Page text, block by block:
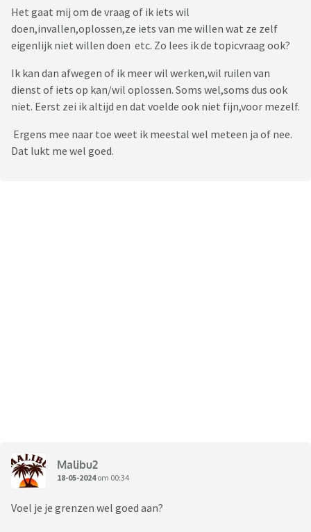
Het gaat mij om de vraag of ik iets wil
doen,invallen,oplossen,ze iets van me willen wat ze zelf
eigenlijk niet willen doen etc. Zo lees ik de topicvraag ook?
Ik kan dan afwegen of ik meer wil werken,wil ruilen van
dienst of iets op kan/wil oplossen. Soms wel,soms dus ook
niet. Eerst zei ik altijd en dat voelde ook niet fijn,voor mezelf.
Ergens mee naar toe weet ik meestal wel meteen ja of nee.
Dat lukt me wel goed.
Malibu2
18-05-2024om 00:34
Voel je je grenzen wel goed aan?